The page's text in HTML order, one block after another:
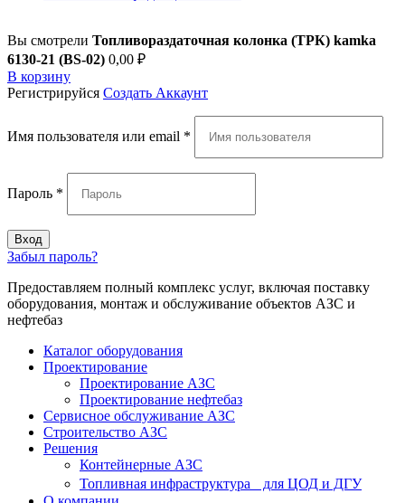
Вы смотрели Топливораздаточная колонка (ТРК) kamka
6130-21 (BS-02) 0,00 ₽
В корзину
Регистрируйся Создать Аккаунт
Имя пользователя или email *
Пароль *
Вход
Забыл пароль?
Предоставляем полный комплекс услуг, включая поставку
оборудования, монтаж и обслуживание объектов АЗС и
нефтебаз
Каталог оборудования
Проектирование
Проектирование АЗС
Проектирование нефтебаз
Cервисное обслуживание АЗС
Строительство АЗС
Решения
Контейнерные АЗС
Топливная инфраструктура для ЦОД и ДГУ